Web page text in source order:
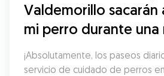
Valdemorillo sacarán
mi perro durante una
¡Absolutamente, los paseos
servicio de cuidado de perros